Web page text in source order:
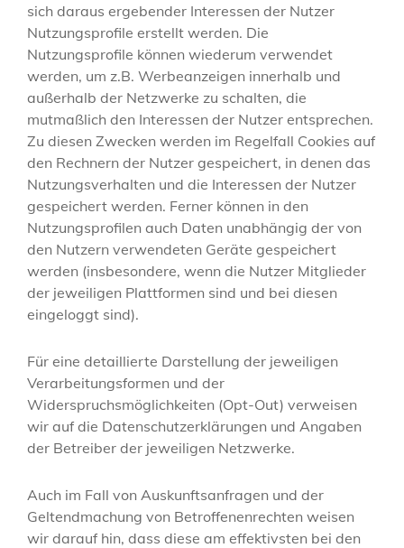
sich daraus ergebender Interessen der Nutzer
Nutzungsprofile erstellt werden. Die
Nutzungsprofile können wiederum verwendet
werden, um z.B. Werbeanzeigen innerhalb und
außerhalb der Netzwerke zu schalten, die
mutmaßlich den Interessen der Nutzer entsprechen.
Zu diesen Zwecken werden im Regelfall Cookies auf
den Rechnern der Nutzer gespeichert, in denen das
Nutzungsverhalten und die Interessen der Nutzer
gespeichert werden. Ferner können in den
Nutzungsprofilen auch Daten unabhängig der von
den Nutzern verwendeten Geräte gespeichert
werden (insbesondere, wenn die Nutzer Mitglieder
der jeweiligen Plattformen sind und bei diesen
eingeloggt sind).
Für eine detaillierte Darstellung der jeweiligen
Verarbeitungsformen und der
Widerspruchsmöglichkeiten (Opt-Out) verweisen
wir auf die Datenschutzerklärungen und Angaben
der Betreiber der jeweiligen Netzwerke.
Auch im Fall von Auskunftsanfragen und der
Geltendmachung von Betroffenenrechten weisen
wir darauf hin, dass diese am effektivsten bei den